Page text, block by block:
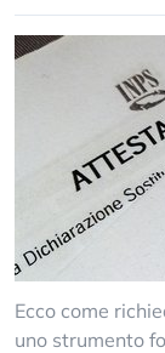
Ecco come
uno strumento